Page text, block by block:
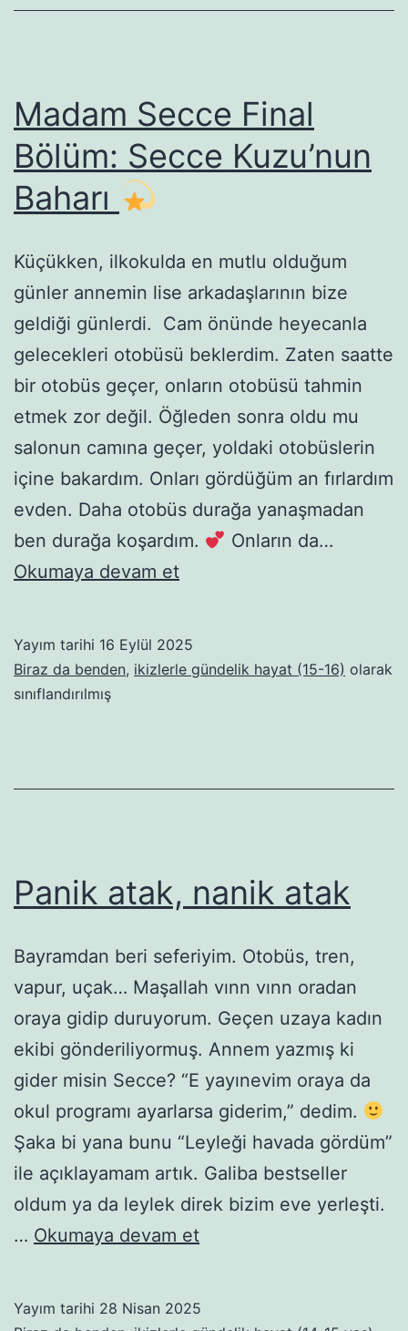
Madam Secce Final
Bölüm: Secce Kuzu’nun
Baharı
Küçükken, ilkokulda en mutlu olduğum
günler annemin lise arkadaşlarının bize
geldiği günlerdi. Cam önünde heyecanla
gelecekleri otobüsü beklerdim. Zaten saatte
bir otobüs geçer, onların otobüsü tahmin
etmek zor değil. Öğleden sonra oldu mu
salonun camına geçer, yoldaki otobüslerin
içine bakardım. Onları gördüğüm an fırlardım
evden. Daha otobüs durağa yanaşmadan
ben durağa koşardım.
Onların da…
Okumaya devam etMadam
Bölüm:
Yayım tarihi 16 Eylül 2025
Biraz da benden, ikizlerle gündelik hayat (15-16) olarak
sınıflandırılmış
Panik atak, nanik atak
Bayramdan beri seferiyim. Otobüs, tren,
vapur, uçak… Maşallah vınn vınn oradan
oraya gidip duruyorum. Geçen uzaya kadın
ekibi gönderiliyormuş. Annem yazmış ki
gider misin Secce? “E yayınevim oraya da
okul programı ayarlarsa giderim,” dedim.
Şaka bi yana bunu “Leyleği havada gördüm”
ile açıklayamam artık. Galiba bestseller
oldum ya da leylek direk bizim eve yerleşti.
… Okumaya devam etPanik
Yayım tarihi 28 Nisan 2025